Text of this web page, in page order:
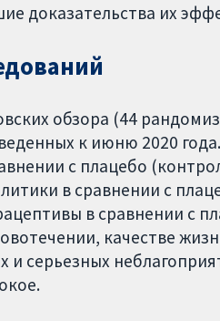
доказательства их
обзора (44
к июню 2020
с плацебо
в сравнении с
в сравнении с
качестве
и серьезных